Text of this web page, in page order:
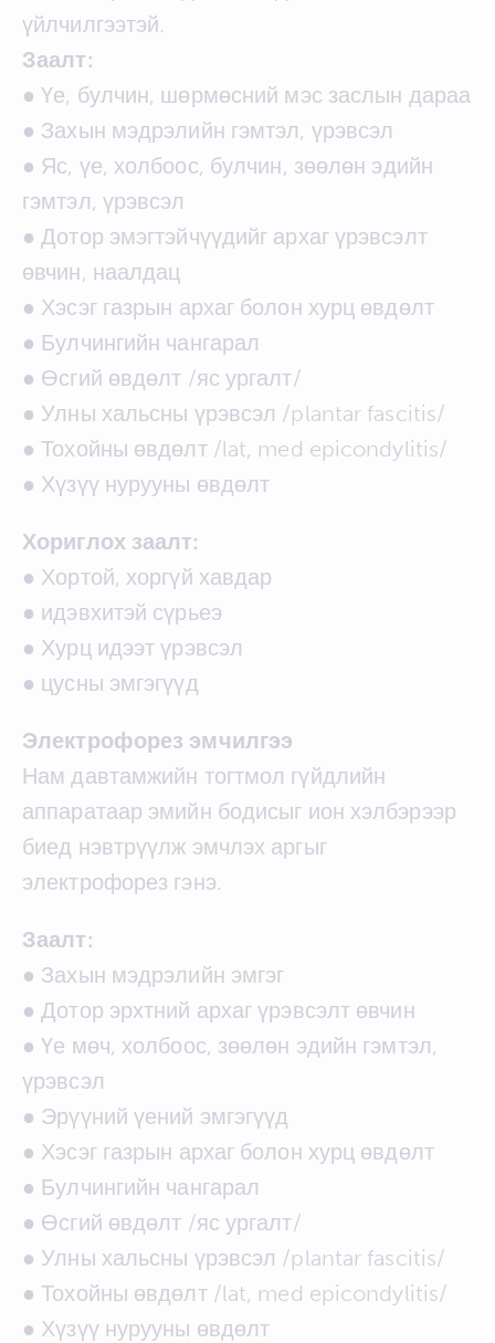
үйлчилгээтэй.
Заалт:
● Үе, булчин, шөрмөсний мэс заслын дараа
● Захын мэдрэлийн гэмтэл, үрэвсэл
● Яс, үе, холбоос, булчин, зөөлөн эдийн
гэмтэл, үрэвсэл
● Дотор эмэгтэйчүүдийг архаг үрэвсэлт
өвчин, наалдац
● Хэсэг газрын архаг болон хурц өвдөлт
● Булчингийн чангарал
● Өсгий өвдөлт /яс ургалт/
● Улны хальсны үрэвсэл /plantar fascitis/
● Тохойны өвдөлт /lat, med epicondylitis/
● Хүзүү нурууны өвдөлт
Хориглох заалт:
● Хортой, хоргүй хавдар
● идэвхитэй сүрьеэ
● Хурц идээт үрэвсэл
● цусны эмгэгүүд
Электрофорез эмчилгээ
Нам давтамжийн тогтмол гүйдлийн
аппаратаар эмийн бодисыг ион хэлбэрээр
биед нэвтрүүлж эмчлэх аргыг
электрофорез гэнэ.
Заалт:
● Захын мэдрэлийн эмгэг
● Дотор эрхтний архаг үрэвсэлт өвчин
● Үе мөч, холбоос, зөөлөн эдийн гэмтэл,
үрэвсэл
● Эрүүний үений эмгэгүүд
● Хэсэг газрын архаг болон хурц өвдөлт
● Булчингийн чангарал
● Өсгий өвдөлт /яс ургалт/
● Улны хальсны үрэвсэл /plantar fascitis/
● Тохойны өвдөлт /lat, med epicondylitis/
● Хүзүү нурууны өвдөлт